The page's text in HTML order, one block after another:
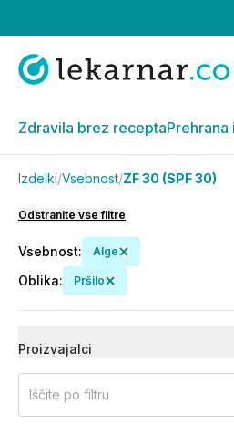
Zdravila brez recepta
Izdelki/Vsebnost/ZF 30 (SPF 30)
Odstranite vse filtre
Vsebnost: Alge
Oblika: Pršilo
Proizvajalci
Iščite po filtru